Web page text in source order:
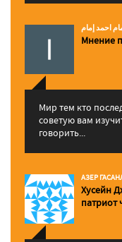
احمد إمام
Мнение
Мир тем кто
советую вам
говорить...
АЗЕР
Хусейн
патриот